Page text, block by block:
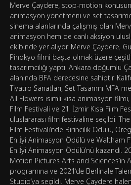
Merve Çaydere, stop-motion
animasyon yönetmeni ve set
sinema alanlarında çalışmış olan
animasyon hem de canlı aksiyon
ekibinde yer alıyor. Merve Çaydere,
Pinokyo filmi başta olmak üzere
tasarımcılığı yaptı. Ankara doğumlu
alanında BFA derecesine sahiptir.
Tiyatro Sanatları, Set Tasarımı MFA
All Flowers isimli kısa animasyon
Film Festivali ve 21. İzmir Kısa Film
uluslararası film festivaline seçildi.
Film Festivali’nde Birincilik Ödülü,
En İyi Animasyon Ödülü ve Waltham
En İyi Animasyon Ödülü’nü kazandı.
Motion Pictures Arts and Sciences’ın
programına ve 2021’de Berlinale
Studio’ya seçildi. Merve Çaydere